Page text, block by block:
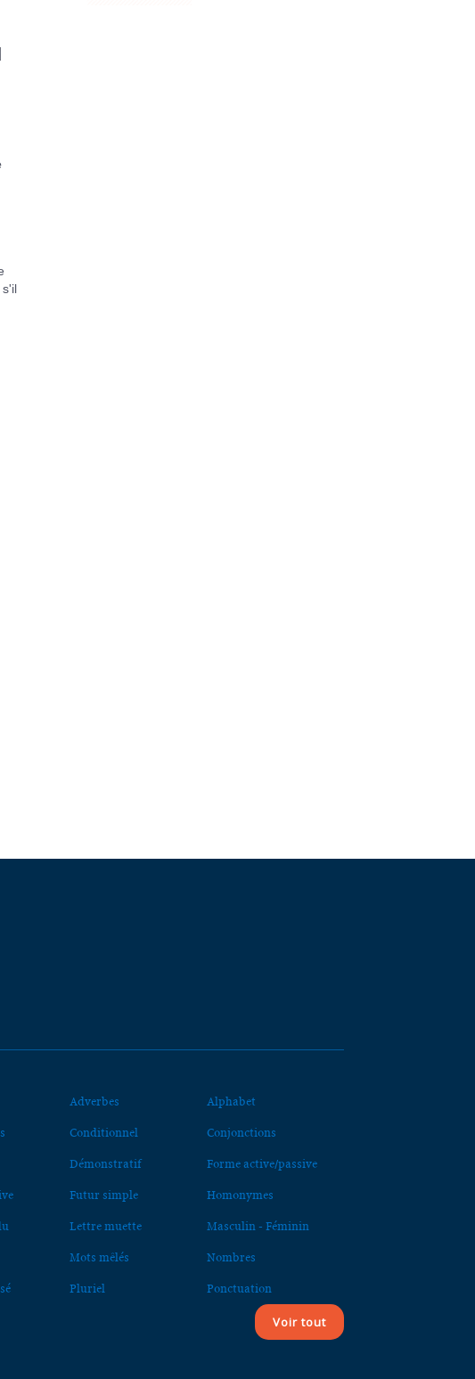
s'il
Adverbes Alphabet
Conditionnel Conjonctions
Démonstratif Forme active/passive
Futur simple Homonymes
Lettre muette Masculin - Féminin
Mots mêlés Nombres
Pluriel Ponctuation
Voir tout